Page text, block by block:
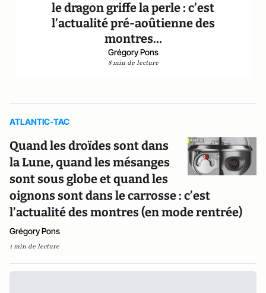
le dragon griffe la perle : c’est
l’actualité pré-aoûtienne des
montres…
Grégory Pons
8 min de lecture
ATLANTIC-TAC
Quand les droïdes sont dans
la Lune, quand les mésanges
sont sous globe et quand les
oignons sont dans le carrosse : c’est
l’actualité des montres (en mode rentrée)
Grégory Pons
1 min de lecture